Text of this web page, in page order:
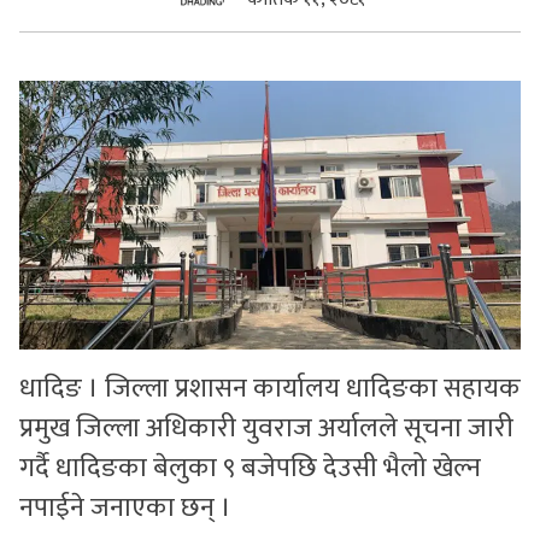
सुचनाहरु
स्वास्थ्य
भिडियो
धादिङ । जिल्ला प्रशासन कार्यालय धादिङका सहायक
प्रमुख जिल्ला अधिकारी युवराज अर्यालले सूचना जारी
गर्दै धादिङका बेलुका ९ बजेपछि देउसी भैलो खेल्न
नपाईने जनाएका छन् ।